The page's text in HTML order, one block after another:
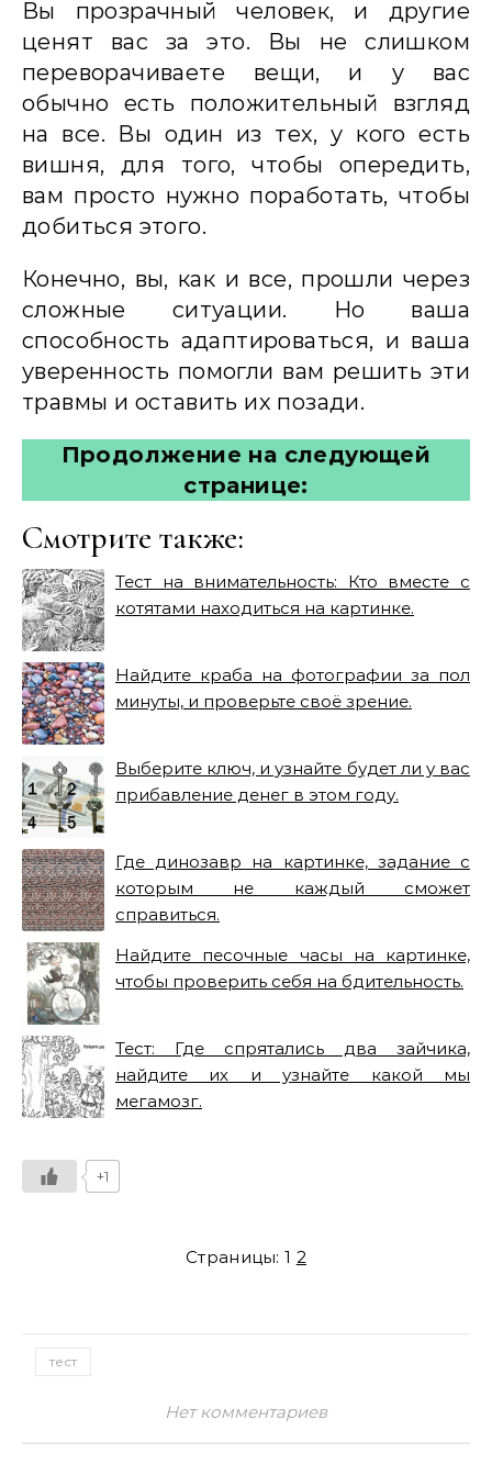
Вы прозрачный человек, и другие
ценят вас за это. Вы не слишком
переворачиваете вещи, и у вас
обычно есть положительный взгляд
на все. Вы один из тех, у кого есть
вишня, для того, чтобы опередить,
вам просто нужно поработать, чтобы
добиться этого.
Конечно, вы, как и все, прошли через
сложные ситуации. Но ваша
способность адаптироваться, и ваша
уверенность помогли вам решить эти
травмы и оставить их позади.
Продолжение на следующей
странице:
Смотрите также:
Тест на внимательность: Кто вместе с
котятами находиться на картинке.
Найдите краба на фотографии за пол
минуты, и проверьте своё зрение.
Выберите ключ, и узнайте будет ли у вас
прибавление денег в этом году.
Где динозавр на картинке, задание с
которым не каждый сможет
справиться.
Найдите песочные часы на картинке,
чтобы проверить себя на бдительность.
Тест: Где спрятались два зайчика,
найдите их и узнайте какой мы
мегамозг.
+1
Страницы:1 2
тест
Нет комментариев